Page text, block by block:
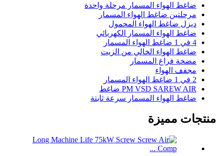
ضاغط الهواء المسمار مرحلة واحدة
مرحلتين ضاغط الهواء المسمار
ديزل ضاغط الهواء المحمول
ضاغط الهواء المسمار الكهربائي
4 في 1 ضاغط الهواء المسمار
ضاغط الهواء الخالي من الزيت
مضخة فراغ المسمار
مجفف الهواء
2 في 1 ضاغط الهواء المسمار
PM VSD SAREW AIR ضاغط
ضاغط الهواء المسمار سرعة ثابتة
منتجات مميزة